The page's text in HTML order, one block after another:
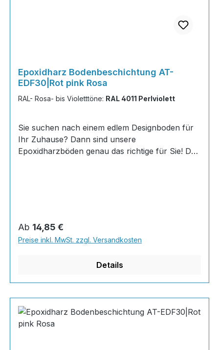
Epoxidharz Bodenbeschichtung AT-
EDF30|Rot pink Rosa
RAL- Rosa- bis Violetttöne: RAL 4011 Perlviolett
Sie suchen nach einem edlem Designboden für
Ihr Zuhause? Dann sind unsere
Epoxidharzböden genau das richtige für Sie! Der
Farbkombinationen sind möglich. Von edlen
Naturtönen bis knallig-bunt ist alles möglich!
Wenn Sie eine farbige Bodenbeschichtung
Regulärer Preis:
Ab 14,85 €
Preise inkl. MwSt. zzgl. Versandkosten
Details